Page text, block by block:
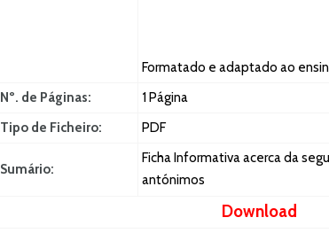
Formatado e adaptado ao
Nº. de Páginas:
1 Página
Tipo de Ficheiro:
PDF
Sumário:
Ficha Informativa acerca da
antónimos
Download